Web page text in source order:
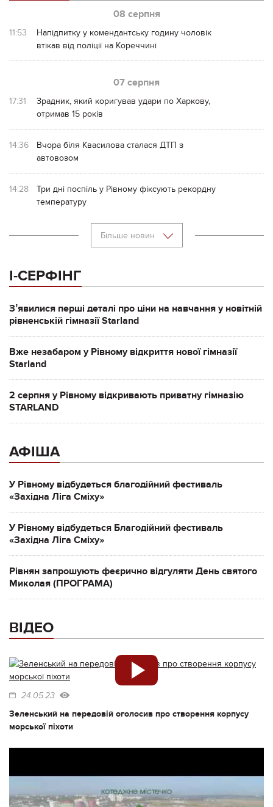
08 серпня
11:53
Напідпитку у комендантську годину чоловік
втікав від поліції на Кореччині
07 серпня
17:31
Зрадник, який коригував удари по Харкову,
отримав 15 років
14:36
Вчора біля Квасилова сталася ДТП з
автовозом
14:28
Три дні поспіль у Рівному фіксують рекордну
температуру
Більше новин
І-СЕРФІНГ
Зʼявилися перші деталі про ціни на навчання у новітній
рівненській гімназії Starland
Вже незабаром у Рівному відкриття нової гімназії
Starland
2 серпня у Рівному відкривають приватну гімназію
STARLAND
АФІША
У Рівному відбудеться благодійний фестиваль
«Західна Ліга Сміху»
У Рівному відбудеться Благодійний фестиваль
«Західна Ліга Сміху»
Рівнян запрошують феєрично відгуляти День святого
Миколая (ПРОГРАМА)
ВІДЕО
24.05.23
Зеленський на передовій оголосив про створення корпусу
морської піхоти